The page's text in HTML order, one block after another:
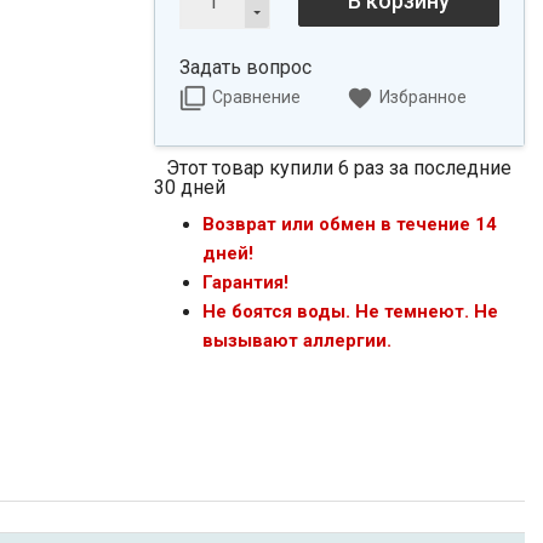
Задать вопрос
Сравнение Избранное
Этот товар купили 6 раз за последние
30 дней
Возврат или обмен в течение 14
дней!
Гарантия!
Не боятся воды. Не темнеют. Не
вызывают аллергии.